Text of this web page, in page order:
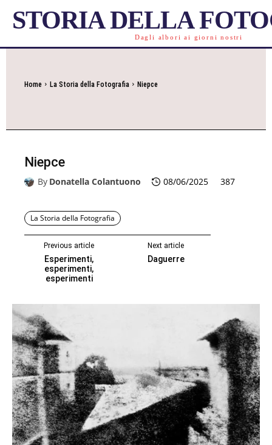
STORIA DELLA
Dagli albori ai giorni nostri
Home La Storia della Fotografia Niepce
Niepce
By Donatella Colantuono 08/06/2025 387
La Storia della Fotografia
Previous article
Esperimenti,
esperimenti,
esperimenti
Next article
Daguerre